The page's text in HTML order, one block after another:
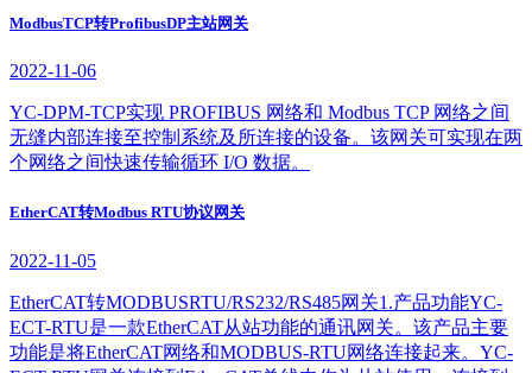
ModbusTCP转ProfibusDP主站网关
2022-11-06
YC-DPM-TCP实现 PROFIBUS 网络和 Modbus TCP 网络之间
无缝内部连接至控制系统及所连接的设备。该网关可实现在两
个网络之间快速传输循环 I/O 数据。
EtherCAT转Modbus RTU协议网关
2022-11-05
EtherCAT转MODBUSRTU/RS232/RS485网关1.产品功能YC-
ECT-RTU是一款EtherCAT从站功能的通讯网关。该产品主要
功能是将EtherCAT网络和MODBUS-RTU网络连接起来。YC-